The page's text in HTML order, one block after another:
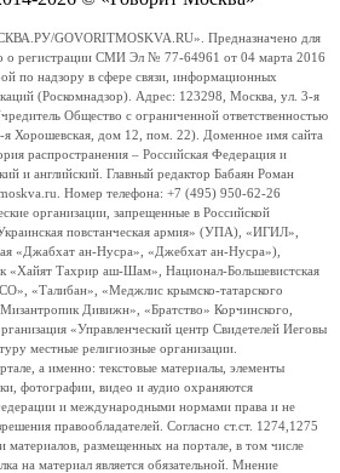
GOVORITMOSKVA.RU». Предназначено для
о регистрации СМИ Эл № 77-64961 от 04 марта 2016
по надзору в сфере связи, информационных
(Роскомнадзор). Адрес: 123298, Москва, ул. 3-я
Общество с ограниченной ответственностью
Хорошевская, дом 12, пом. 22). Доменное имя сайта
распространения – Российская Федерация и
и английский. Главный редактор Бабаян Роман
Номер телефона: +7 (495) 950-62-26
организации, запрещенные в Российской
повстанческая армия» (УПА), «ИГИЛ»,
«Джабхат ан-Нусра», «Джебхат ан-Нусра»),
«Хайят Тахрир аш-Шам», Национал-Большевистская
«Талибан», «Меджлис крымско-татарского
Дивижн», «Братство» Корчинского,
«Управленческий центр Свидетелей Иеговы
местные религиозные организации.
а именно: текстовые материалы, элементы
фотографии, видео и аудио охраняются
и международными нормами права и не
правообладателей. Согласно ст.ст. 1274,1275
размещенных на портале, в том числе
на материал является обязательной. Мнение